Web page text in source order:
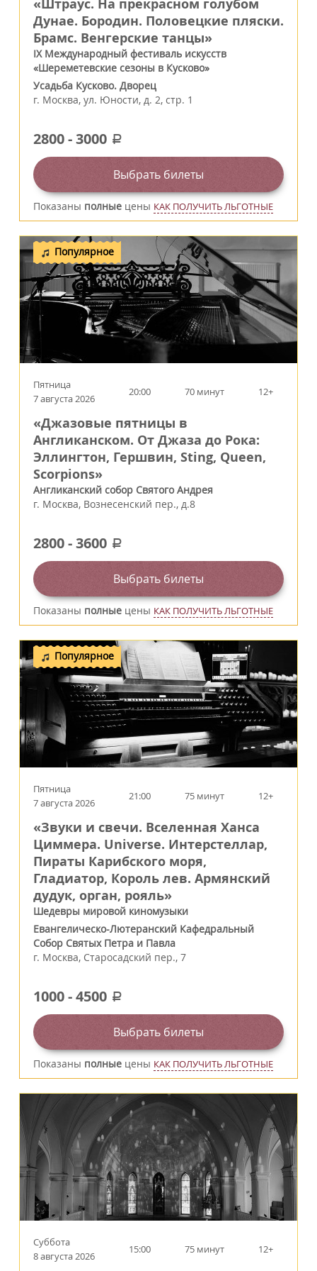
«Штраус. На прекрасном голубом
Дунае. Бородин. Половецкие пляски.
Брамс. Венгерские танцы»
IX Международный фестиваль искусств
«Шереметевские сезоны в Кусково»
Усадьба Кусково. Дворец
г. Москва, ул. Юности, д. 2, стр. 1
2800-3000 a
Выбрать билеты
Показаны полные цены КАК ПОЛУЧИТЬ ЛЬГОТНЫЕ
Популярное
Пятница
7 августа 2026
20:00 70 минут 12+
«Джазовые пятницы в
Англиканском. От Джаза до Рока:
Эллингтон, Гершвин, Sting, Queen,
Scorpions»
Англиканский собор Святого Андрея
г. Москва, Вознесенский пер., д.8
2800-3600 a
Выбрать билеты
Показаны полные цены КАК ПОЛУЧИТЬ ЛЬГОТНЫЕ
Популярное
Пятница
7 августа 2026
21:00 75 минут 12+
«Звуки и свечи. Вселенная Ханса
Циммера. Universe. Интерстеллар,
Пираты Карибского моря,
Гладиатор, Король лев. Армянский
дудук, орган, рояль»
Шедевры мировой киномузыки
Евангелическо-Лютеранский Кафедральный
Собор Святых Петра и Павла
г. Москва, Старосадский пер., 7
1000-4500 a
Выбрать билеты
Показаны полные цены КАК ПОЛУЧИТЬ ЛЬГОТНЫЕ
Суббота
8 августа 2026
15:00 75 минут 12+